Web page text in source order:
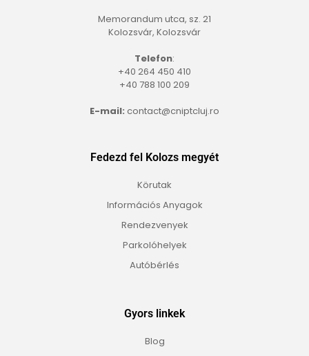
Memorandum utca, sz. 21
Kolozsvár, Kolozsvár
Telefon:
+40 264 450 410
+40 788 100 209
E-mail: contact@cniptcluj.ro
Fedezd fel Kolozs megyét
Körutak
Információs Anyagok
Rendezvenyek
Parkolóhelyek
Autóbérlés
Gyors linkek
Blog